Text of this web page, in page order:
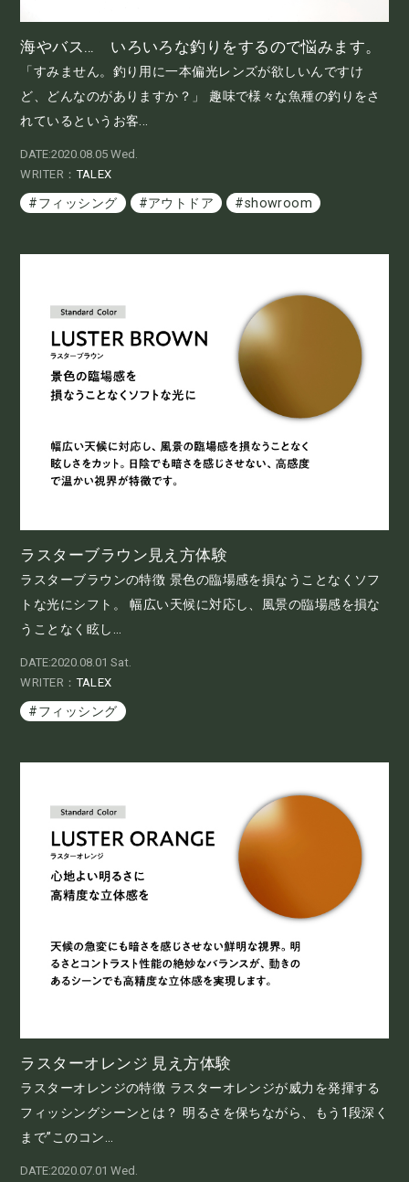
海やバス… いろいろな釣りをするので悩みます。
「すみません。釣り用に一本偏光レンズが欲しいんですけ
ど、どんなのがありますか？」 趣味で様々な魚種の釣りをさ
れているというお客...
DATE:2020.08.05 Wed.
WRITER：TALEX
#フィッシング #アウトドア #showroom
ラスターブラウン見え方体験
ラスターブラウンの特徴 景色の臨場感を損なうことなくソフ
トな光にシフト。 幅広い天候に対応し、風景の臨場感を損な
うことなく眩し...
DATE:2020.08.01 Sat.
WRITER：TALEX
#フィッシング
ラスターオレンジ 見え方体験
ラスターオレンジの特徴 ラスターオレンジが威力を発揮する
フィッシングシーンとは？ 明るさを保ちながら、もう1段深く
まで”このコン...
DATE:2020.07.01 Wed.